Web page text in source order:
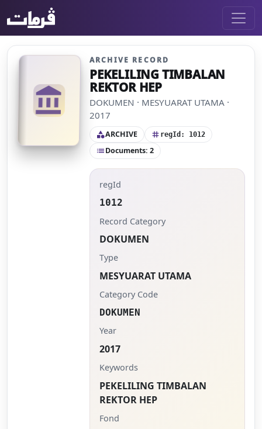
account_balance
ARCHIVE RECORD
PEKELILING TIMBALAN
REKTOR HEP
DOKUMEN · MESYUARAT UTAMA ·
2017
categoryARCHIVE tag regId: 1012
listDocuments: 2
regId
1012
Record Category
DOKUMEN
Type
MESYUARAT UTAMA
Category Code
DOKUMEN
Year
2017
Keywords
PEKELILING TIMBALAN
REKTOR HEP
Fond